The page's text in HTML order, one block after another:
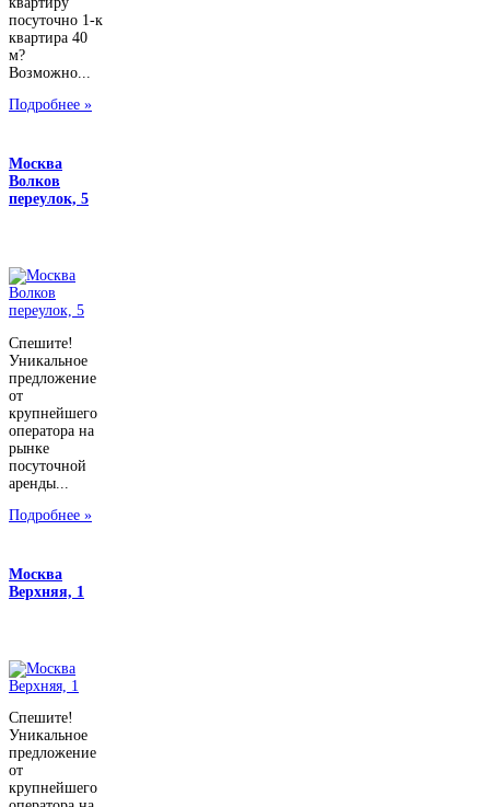
посуточно 1-к
квартира 40
м?
Возможно...
Подробнее »
Москва
Волков
переулок, 5
Спешите!
Уникальное
предложение
от
крупнейшего
оператора на
рынке
посуточной
аренды...
Подробнее »
Москва
Верхняя, 1
Спешите!
Уникальное
предложение
от
крупнейшего